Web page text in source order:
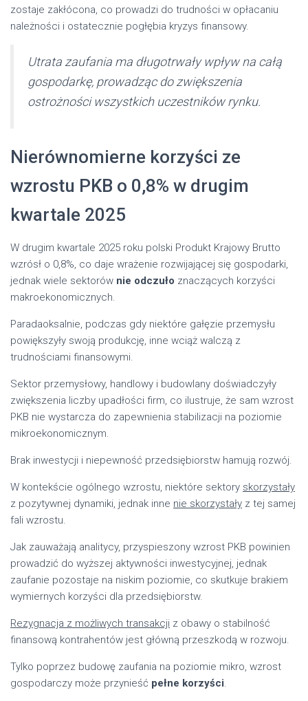
zostaje zakłócona, co prowadzi do trudności w opłacaniu
należności i ostatecznie pogłębia kryzys finansowy.
Utrata zaufania ma długotrwały wpływ na całą
gospodarkę, prowadząc do zwiększenia
ostrożności wszystkich uczestników rynku.
Nierównomierne korzyści ze
wzrostu PKB o 0,8% w drugim
kwartale 2025
W drugim kwartale 2025 roku polski Produkt Krajowy Brutto
wzrósł o 0,8%, co daje wrażenie rozwijającej się gospodarki,
jednak wiele sektorów nie odczuło znaczących korzyści
makroekonomicznych.
Paradaoksalnie, podczas gdy niektóre gałęzie przemysłu
powiększyły swoją produkcję, inne wciąż walczą z
trudnościami finansowymi.
Sektor przemysłowy, handlowy i budowlany doświadczyły
zwiększenia liczby upadłości firm, co ilustruje, że sam wzrost
PKB nie wystarcza do zapewnienia stabilizacji na poziomie
mikroekonomicznym.
Brak inwestycji i niepewność przedsiębiorstw hamują rozwój.
W kontekście ogólnego wzrostu, niektóre sektory skorzystały
z pozytywnej dynamiki, jednak inne nie skorzystały z tej samej
fali wzrostu.
Jak zauważają analitycy, przyspieszony wzrost PKB powinien
prowadzić do wyższej aktywności inwestycyjnej, jednak
zaufanie pozostaje na niskim poziomie, co skutkuje brakiem
wymiernych korzyści dla przedsiębiorstw.
Rezygnacja z możliwych transakcji z obawy o stabilność
finansową kontrahentów jest główną przeszkodą w rozwoju.
Tylko poprzez budowę zaufania na poziomie mikro, wzrost
gospodarczy może przynieść pełne korzyści.